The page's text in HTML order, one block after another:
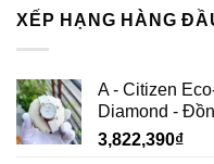
XẾP HẠNG HÀNG
A - Citizen
Diamond -
3,822,390₫